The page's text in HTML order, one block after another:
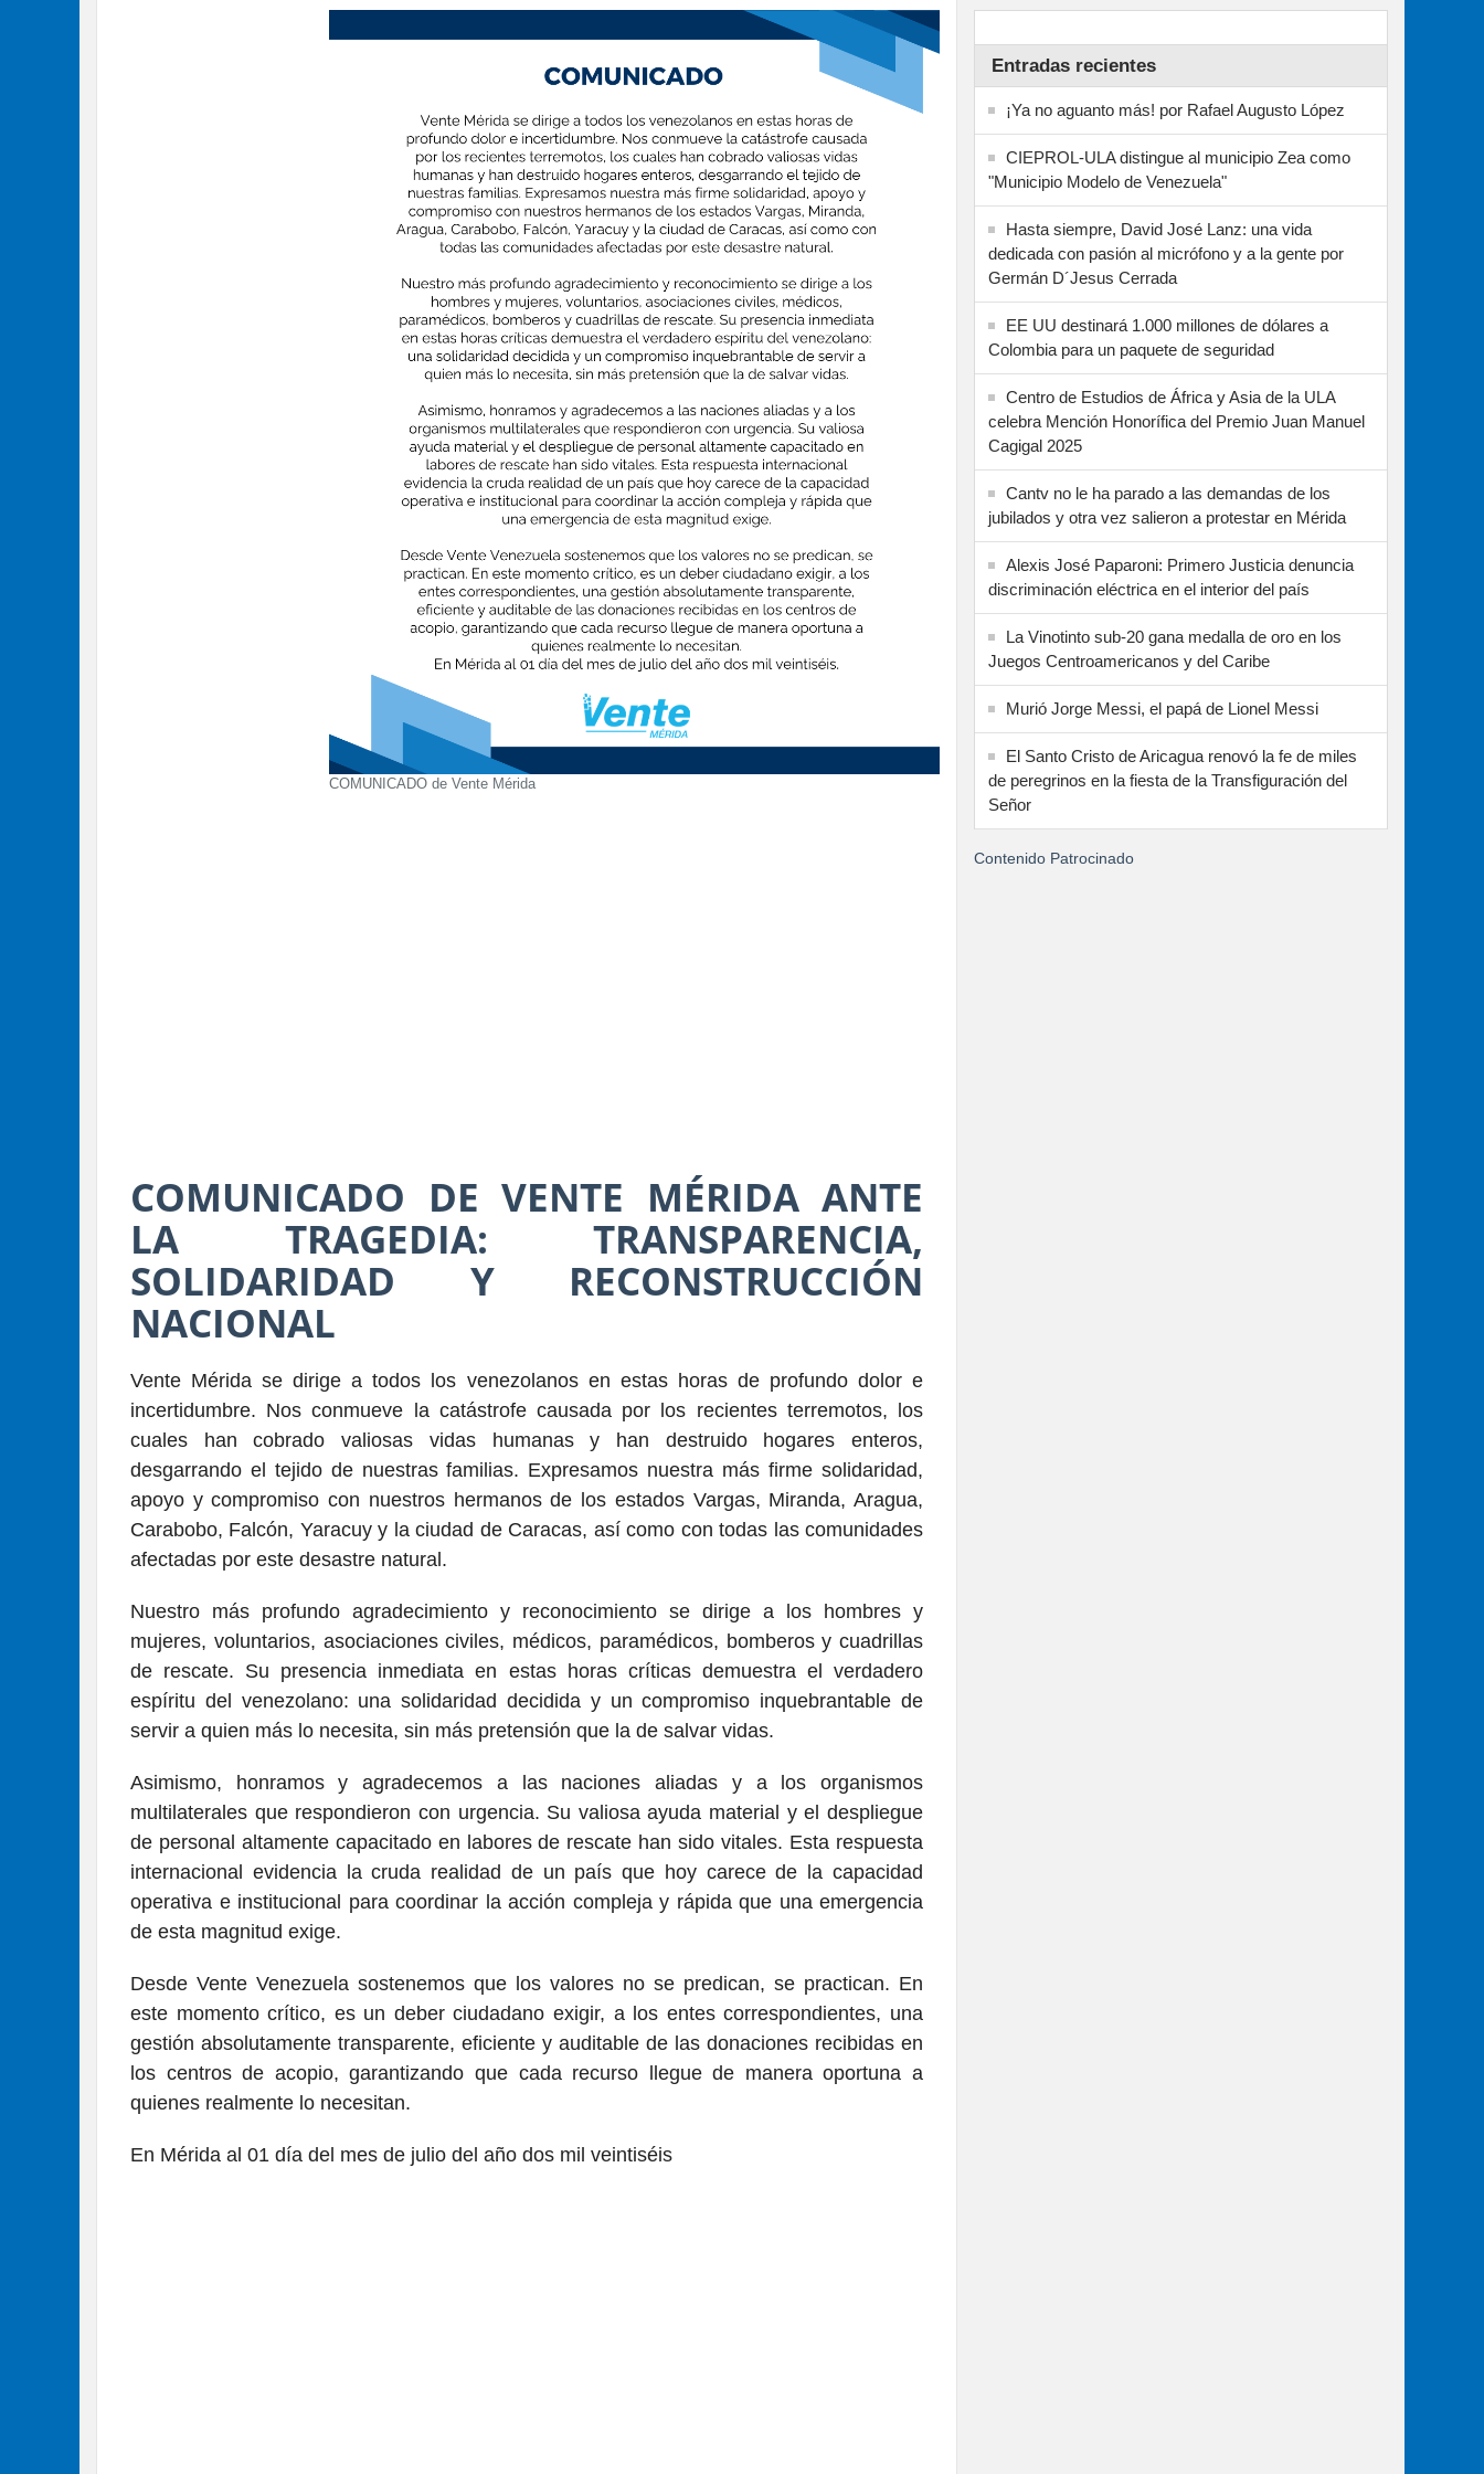
COMUNICADO de Vente Mérida
COMUNICADO DE VENTE MÉRIDA ANTE
LA TRAGEDIA: TRANSPARENCIA,
SOLIDARIDAD Y RECONSTRUCCIÓN
NACIONAL
Vente Mérida se dirige a todos los venezolanos en estas horas de profundo dolor e
incertidumbre. Nos conmueve la catástrofe causada por los recientes terremotos, los
cuales han cobrado valiosas vidas humanas y han destruido hogares enteros,
desgarrando el tejido de nuestras familias. Expresamos nuestra más firme solidaridad,
apoyo y compromiso con nuestros hermanos de los estados Vargas, Miranda, Aragua,
Carabobo, Falcón, Yaracuy y la ciudad de Caracas, así como con todas las comunidades
afectadas por este desastre natural.
Nuestro más profundo agradecimiento y reconocimiento se dirige a los hombres y
mujeres, voluntarios, asociaciones civiles, médicos, paramédicos, bomberos y cuadrillas
de rescate. Su presencia inmediata en estas horas críticas demuestra el verdadero
espíritu del venezolano: una solidaridad decidida y un compromiso inquebrantable de
servir a quien más lo necesita, sin más pretensión que la de salvar vidas.
Asimismo, honramos y agradecemos a las naciones aliadas y a los organismos
multilaterales que respondieron con urgencia. Su valiosa ayuda material y el despliegue
de personal altamente capacitado en labores de rescate han sido vitales. Esta respuesta
internacional evidencia la cruda realidad de un país que hoy carece de la capacidad
operativa e institucional para coordinar la acción compleja y rápida que una emergencia
de esta magnitud exige.
Desde Vente Venezuela sostenemos que los valores no se predican, se practican. En
este momento crítico, es un deber ciudadano exigir, a los entes correspondientes, una
gestión absolutamente transparente, eficiente y auditable de las donaciones recibidas en
los centros de acopio, garantizando que cada recurso llegue de manera oportuna a
quienes realmente lo necesitan.
En Mérida al 01 día del mes de julio del año dos mil veintiséis
Entradas recientes
¡Ya no aguanto más! por Rafael Augusto López
CIEPROL-ULA distingue al municipio Zea como
"Municipio Modelo de Venezuela"
Hasta siempre, David José Lanz: una vida
dedicada con pasión al micrófono y a la gente por
Germán D´Jesus Cerrada
EE UU destinará 1.000 millones de dólares a
Colombia para un paquete de seguridad
Centro de Estudios de África y Asia de la ULA
celebra Mención Honorífica del Premio Juan Manuel
Cagigal 2025
Cantv no le ha parado a las demandas de los
jubilados y otra vez salieron a protestar en Mérida
Alexis José Paparoni: Primero Justicia denuncia
discriminación eléctrica en el interior del país
La Vinotinto sub-20 gana medalla de oro en los
Juegos Centroamericanos y del Caribe
Murió Jorge Messi, el papá de Lionel Messi
El Santo Cristo de Aricagua renovó la fe de miles
de peregrinos en la fiesta de la Transfiguración del
Señor
Contenido Patrocinado